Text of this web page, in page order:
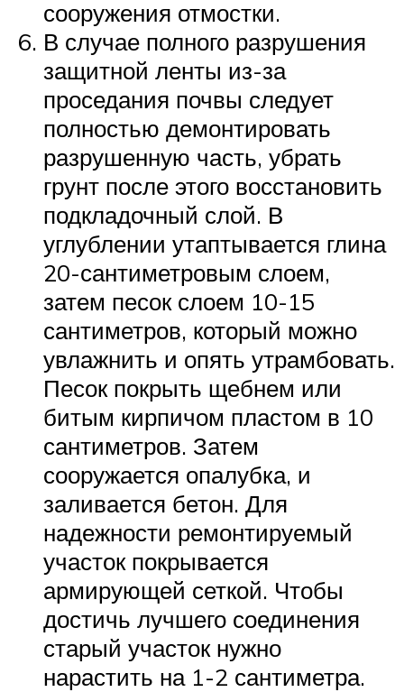
сооружения отмостки.
В случае полного разрушения
защитной ленты из-за
проседания почвы следует
полностью демонтировать
разрушенную часть, убрать
грунт после этого восстановить
подкладочный слой. В
углублении утаптывается глина
20-сантиметровым слоем,
затем песок слоем 10-15
сантиметров, который можно
увлажнить и опять утрамбовать.
Песок покрыть щебнем или
битым кирпичом пластом в 10
сантиметров. Затем
сооружается опалубка, и
заливается бетон. Для
надежности ремонтируемый
участок покрывается
армирующей сеткой. Чтобы
достичь лучшего соединения
старый участок нужно
нарастить на 1-2 сантиметра.